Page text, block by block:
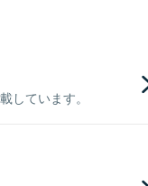
しています。